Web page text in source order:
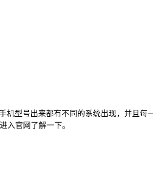
机型号出来都有不同的系统出现，并且
入官网了解一下。